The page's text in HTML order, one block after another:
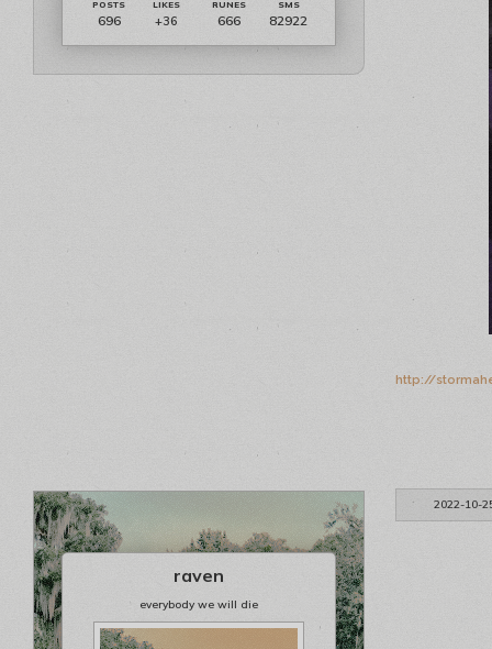
696 +36 666 82922
http://
2022-10-
raven
everybody we will die